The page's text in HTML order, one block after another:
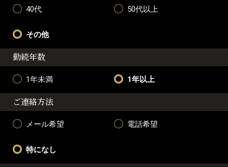
40代 50代以上
その他
勤続年数
1年未満 1年以上
ご連絡方法
メール希望 電話希望
特になし